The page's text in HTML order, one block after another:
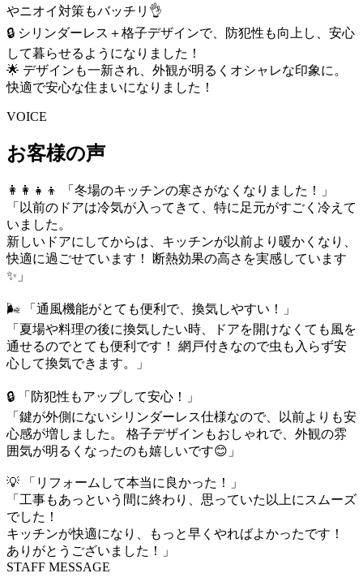
やニオイ対策もバッチリ👌
🔒 シリンダーレス＋格子デザインで、防犯性も向上し、安心
して暮らせるようになりました！
🌟 デザインも一新され、外観が明るくオシャレな印象に。
快適で安心な住まいになりました！
VOICE
お客様の声
👩‍👩‍👧‍👦 「冬場のキッチンの寒さがなくなりました！」
「以前のドアは冷気が入ってきて、特に足元がすごく冷えて
いました。
新しいドアにしてからは、キッチンが以前より暖かくなり、
快適に過ごせています！ 断熱効果の高さを実感しています
✨」
🌬 「通風機能がとても便利で、換気しやすい！」
「夏場や料理の後に換気したい時、ドアを開けなくても風を
通せるのでとても便利です！ 網戸付きなので虫も入らず安
心して換気できます。」
🔒 「防犯性もアップして安心！」
「鍵が外側にないシリンダーレス仕様なので、以前よりも安
心感が増しました。 格子デザインもおしゃれで、外観の雰
囲気が明るくなったのも嬉しいです😊」
💡 「リフォームして本当に良かった！」
「工事もあっという間に終わり、思っていた以上にスムーズ
でした！
キッチンが快適になり、もっと早くやればよかったです！
ありがとうございました！」
STAFF MESSAGE